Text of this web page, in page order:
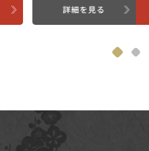
詳細を見る